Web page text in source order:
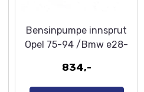
Bensinpumpe innsprut
Opel 75-94 /Bmw e28-
834,-